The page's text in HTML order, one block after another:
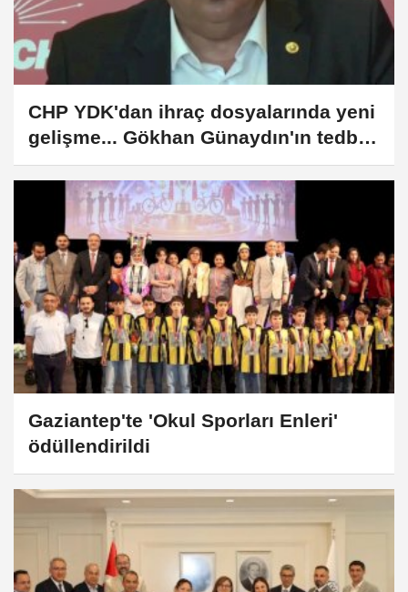
CHP YDK'dan ihraç dosyalarında yeni
gelişme... Gökhan Günaydın'ın tedbiri
kaldırıldı
Gaziantep'te 'Okul Sporları Enleri'
ödüllendirildi